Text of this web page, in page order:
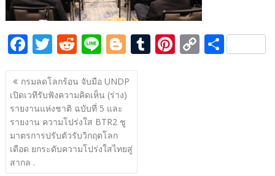
F
ac
e
b
o
o
k
T
w
itt
er
R
e
d
di
t
Li
n
e
Bl
o
g
g
T Pi C S
แนะแนว
เรื่อง
กรมลดโลกร้อน จับมือ UNDP
เปิดเวทีรับฟังความคิดเห็น (ร่าง)
รายงานแห่งชาติ ฉบับที่ 5 และ
รายงาน ความโปร่งใส BTR2 ชู
มาตรการปรับตัวรับวิกฤตโลก
เดือด ยกระดับความโปร่งใสไทยสู่
สากล .